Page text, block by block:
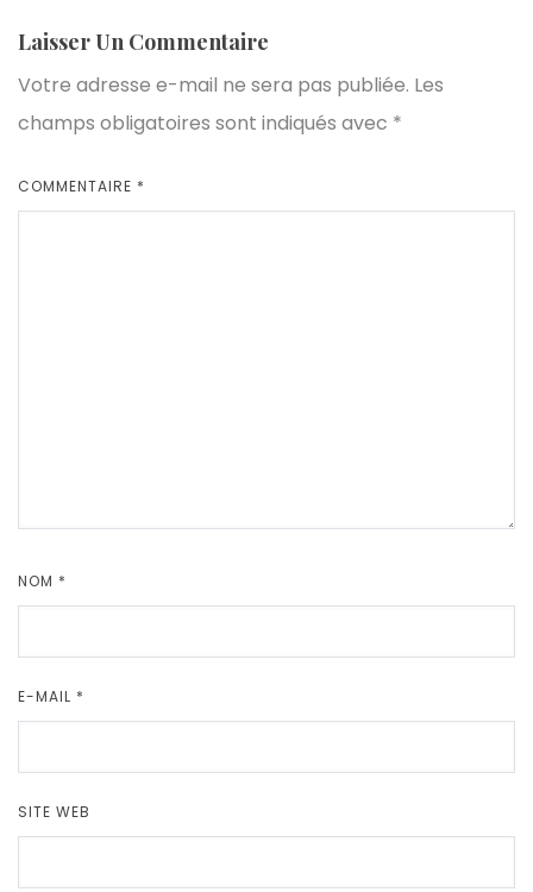
Laisser Un Commentaire
Votre adresse e-mail ne sera pas publiée. Les
champs obligatoires sont indiqués avec *
COMMENTAIRE *
NOM *
E-MAIL *
SITE WEB